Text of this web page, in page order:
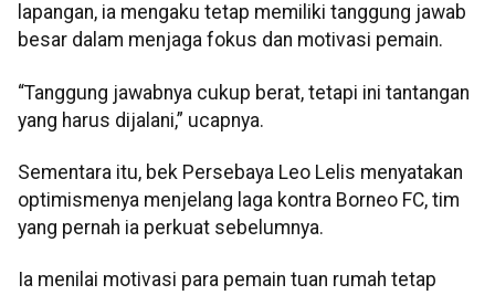
lapangan, ia mengaku tetap memiliki tanggung jawab
besar dalam menjaga fokus dan motivasi pemain.
“Tanggung jawabnya cukup berat, tetapi ini tantangan
yang harus dijalani,” ucapnya.
Sementara itu, bek Persebaya Leo Lelis menyatakan
optimismenya menjelang laga kontra Borneo FC, tim
yang pernah ia perkuat sebelumnya.
Ia menilai motivasi para pemain tuan rumah tetap